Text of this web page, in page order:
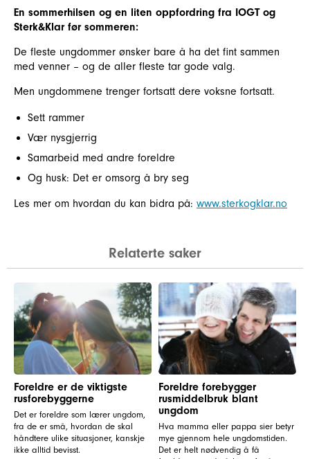
En sommerhilsen og en liten oppfordring fra IOGT og
Sterk&Klar før sommeren:
De fleste ungdommer ønsker bare å ha det fint sammen
med venner – og de aller fleste tar gode valg.
Men ungdommene trenger fortsatt dere voksne fortsatt.
Sett rammer
Vær nysgjerrig
Samarbeid med andre foreldre
Og husk: Det er omsorg å bry seg
Les mer om hvordan du kan bidra på: www.sterkogklar.no
Relaterte saker
Foreldre er de viktigste
rusforebyggerne
Det er foreldre som lærer ungdom,
fra de er små, hvordan de skal
håndtere ulike situasjoner, kanskje
ikke alltid bevisst.
Foreldre forebygger
rusmiddelbruk blant
ungdom
Hva mamma eller pappa sier betyr
mye gjennom hele ungdomstiden.
Det er helt nødvendig å få